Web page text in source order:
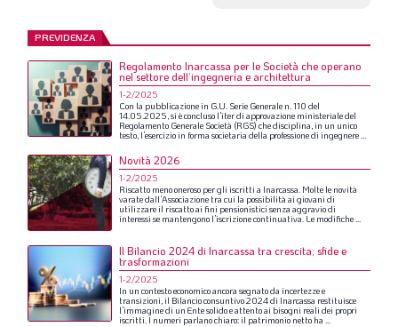
PREVIDENZA
Regolamento Inarcassa per le Società che operano
nel settore dell’ingegneria e architettura
1-2/2025
Con la pubblicazionein G.U. Serie Generale n.110 del
14.05.2025,si èconcluso l’iterdi approvazione ministerialedel
Regolamento Generale Società (RGS) chedisciplina,in un unico
testo, l’esercizioin forma societaria della professionedi ingegnere...
Novità 2026
1-2/2025
Riscatto menooneroso pergli iscritti a Inarcassa. Molte le novità
varatedall’Associazione tra cui la possibilità ai giovani di
utilizzareil riscattoai fini pensionistici senza aggraviodi
interessi se mantengono l’iscrizionecontinuativa. Le modifiche...
Il Bilancio 2024 di Inarcassa tra crescita, sfide e
trasformazioni
1-2/2025
In un contestoeconomicoancora segnatoda incertezzee
transizioni,il Bilancioconsuntivo2024di Inarcassa restituisce
l’immaginedi un Entesolidoeattentoai bisogni reali dei propri
iscritti. I numeri parlanochiaro:il patrimonio netto ha ...